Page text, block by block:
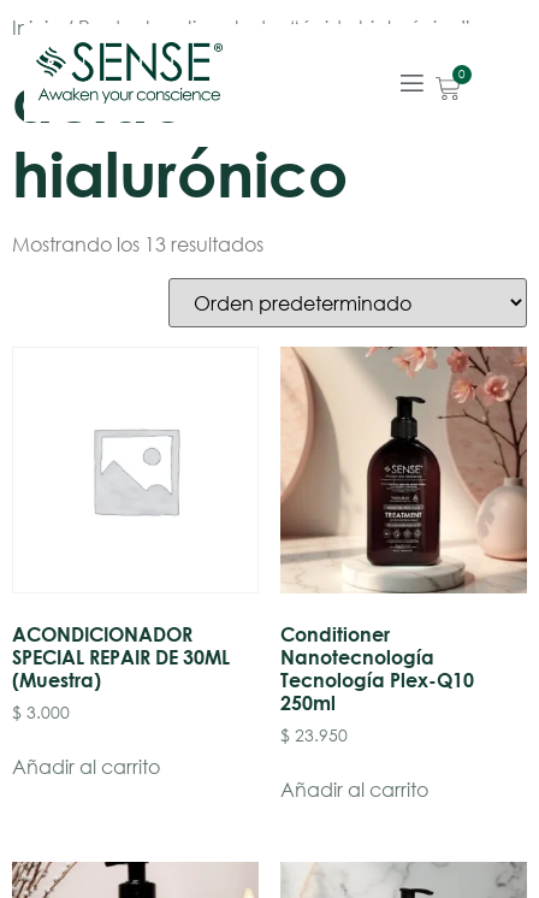
0
Inicio / Productos etiquetados “ácido hialurónico”
ácido
hialurónico
Mostrando los 13 resultados
ACONDICIONADOR
SPECIAL REPAIR DE 30ML
(Muestra)
$ 3.000
Añadir al carrito
Conditioner
Nanotecnología
Tecnología Plex-Q10
250ml
$23.950
Añadir al carrito